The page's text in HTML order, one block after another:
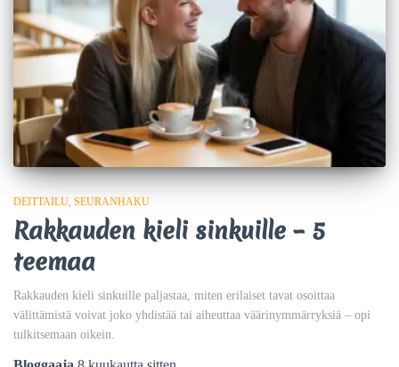
DEITTAILU SEURANHAKU
Rakkauden kieli sinkuille – 5
teemaa
Rakkauden kieli sinkuille paljastaa, miten erilaiset tavat osoittaa
välittämistä voivat joko yhdistää tai aiheuttaa väärinymmärryksiä – opi
tulkitsemaan oikein.